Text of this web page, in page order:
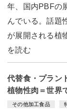
年、国内PBFの
んでいる。話題
が展開される植
を読む
代替食・プラン
植物性肉＝世界
その他加工食品